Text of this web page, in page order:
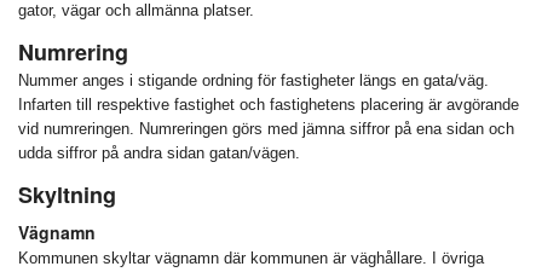
gator, vägar och allmänna platser.
Numrering
Nummer anges i stigande ordning för fastigheter längs en gata/väg.
Infarten till respektive fastighet och fastighetens placering är avgörande
vid numreringen. Numreringen görs med jämna siffror på ena sidan och
udda siffror på andra sidan gatan/vägen.
Skyltning
Vägnamn
Kommunen skyltar vägnamn där kommunen är väghållare. I övriga